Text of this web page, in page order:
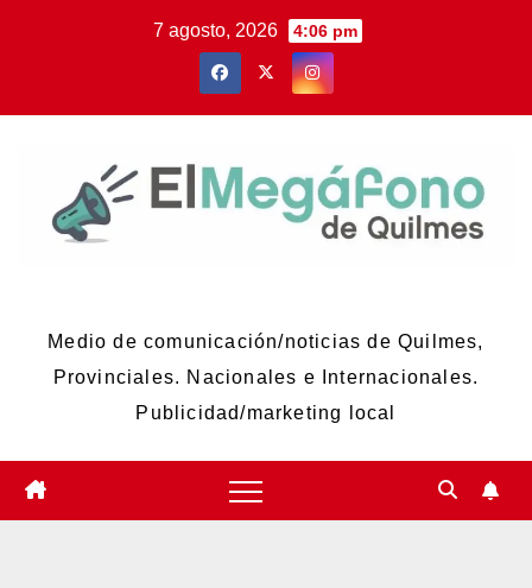
7 agosto, 2026 4:06 pm
Medio de comunicación/noticias de Quilmes,
Provinciales. Nacionales e Internacionales.
Publicidad/marketing local